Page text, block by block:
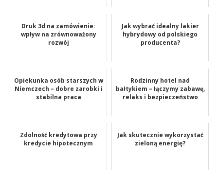
Druk 3d na zamówienie:
wpływ na zrównoważony
rozwój
Jak wybrać idealny lakier
hybrydowy od polskiego
producenta?
Opiekunka osób starszych w
Niemczech – dobre zarobki i
stabilna praca
Rodzinny hotel nad
bałtykiem – łączymy zabawę,
relaks i bezpieczeństwo
Zdolność kredytowa przy
kredycie hipotecznym
Jak skutecznie wykorzystać
zieloną energię?